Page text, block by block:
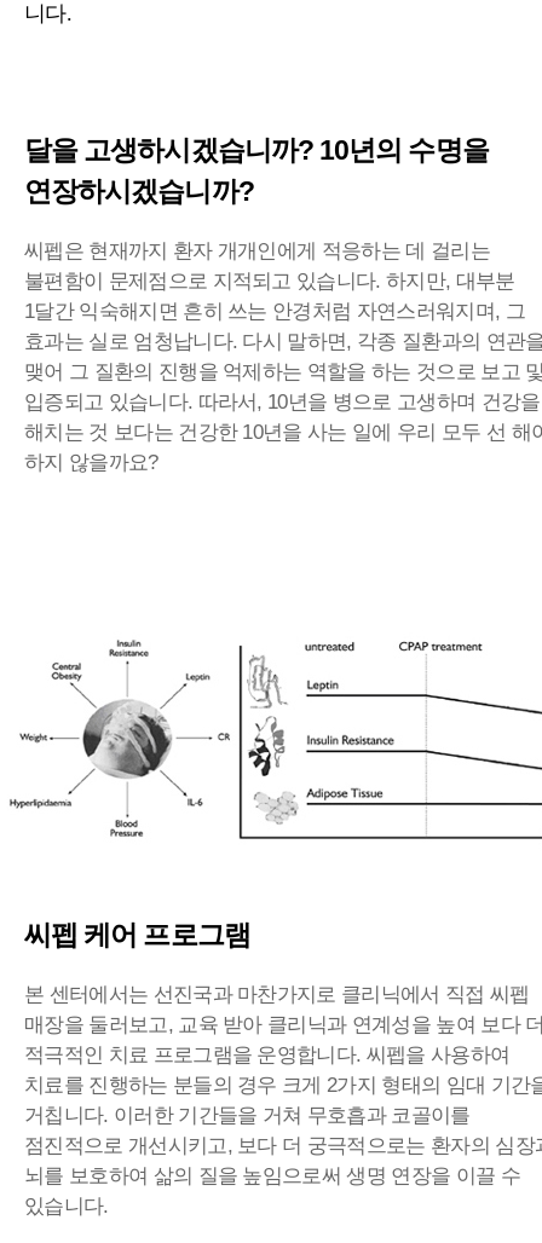
니다.
달을 고생하시겠습니까? 10년의 수명을
연장하시겠습니까?
씨펩은 현재까지 환자 개개인에게 적응하는 데 걸리는
불편함이 문제점으로 지적되고 있습니다. 하지만, 대부분
1달간 익숙해지면 흔히 쓰는 안경처럼 자연스러워지며, 그
효과는 실로 엄청납니다. 다시 말하면, 각종 질환과의 연관
맺어 그 질환의 진행을 억제하는 역할을 하는 것으로 보고
입증되고 있습니다. 따라서, 10년을 병으로 고생하며 건강을
해치는 것 보다는 건강한 10년을 사는 일에 우리 모두 선 해
하지 않을까요?
씨펩 케어 프로그램
본 센터에서는 선진국과 마찬가지로 클리닉에서 직접 씨펩
매장을 둘러보고, 교육 받아 클리닉과 연계성을 높여 보다
적극적인 치료 프로그램을 운영합니다. 씨펩을 사용하여
치료를 진행하는 분들의 경우 크게 2가지 형태의 임대 기간
거칩니다. 이러한 기간들을 거쳐 무호흡과 코골이를
점진적으로 개선시키고, 보다 더 궁극적으로는 환자의 심장
뇌를 보호하여 삶의 질을 높임으로써 생명 연장을 이끌 수
있습니다.